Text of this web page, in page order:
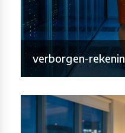
verborgen-